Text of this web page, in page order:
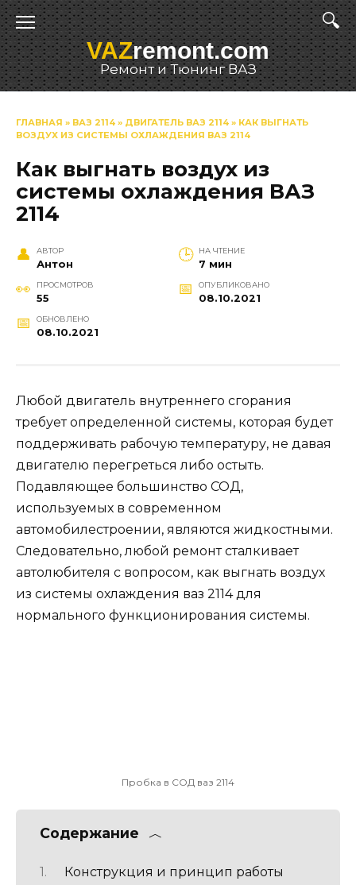
Перейти
к
содержаниюVAZremont.com
Ремонт и Тюнинг ВАЗ
ГЛАВНАЯ » ВАЗ 2114 » ДВИГАТЕЛЬ ВАЗ 2114 » КАК ВЫГНАТЬ
ВОЗДУХ ИЗ СИСТЕМЫ ОХЛАЖДЕНИЯ ВАЗ 2114
Как выгнать воздух из
системы охлаждения ВАЗ
2114
АВТОР
Антон
НА ЧТЕНИЕ
7 мин
ПРОСМОТРОВ
55
ОПУБЛИКОВАНО
08.10.2021
ОБНОВЛЕНО
08.10.2021
Любой двигатель внутреннего сгорания
требует определенной системы, которая будет
поддерживать рабочую температуру, не давая
двигателю перегреться либо остыть.
Подавляющее большинство СОД,
используемых в современном
автомобилестроении, являются жидкостными.
Следовательно, любой ремонт сталкивает
автолюбителя с вопросом, как выгнать воздух
из системы охлаждения ваз 2114 для
нормального функционирования системы.
Пробка в СОД ваз 2114
Содержание
Конструкция и принцип работы